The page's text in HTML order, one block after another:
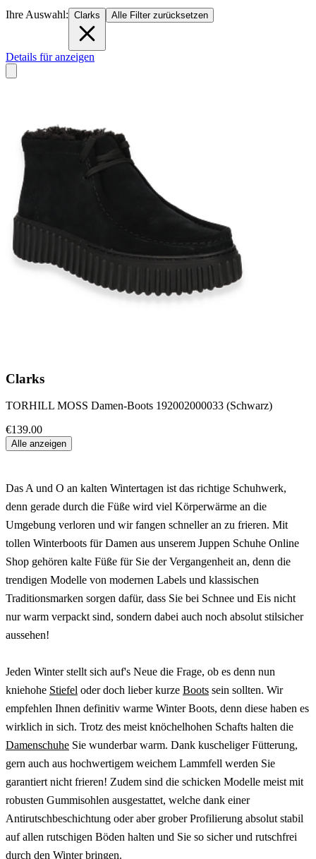
Ihre Auswahl: Clarks Alle Filter zurücksetzen
Details für anzeigen
Clarks
TORHILL MOSS Damen-Boots 192002000033 (Schwarz)
€139.00
Alle anzeigen
Das A und O an kalten Wintertagen ist das richtige Schuhwerk,
denn gerade durch die Füße wird viel Körperwärme an die
Umgebung verloren und wir fangen schneller an zu frieren. Mit
tollen Winterboots für Damen aus unserem Juppen Schuhe Online
Shop gehören kalte Füße für Sie der Vergangenheit an, denn die
trendigen Modelle von modernen Labels und klassischen
Traditionsmarken sorgen dafür, dass Sie bei Schnee und Eis nicht
nur warm verpackt sind, sondern dabei auch noch absolut stilsicher
aussehen!
Jeden Winter stellt sich auf's Neue die Frage, ob es denn nun
kniehohe Stiefel oder doch lieber kurze Boots sein sollten. Wir
empfehlen Ihnen definitiv warme Winter Boots, denn diese haben es
wirklich in sich. Trotz des meist knöchelhohen Schafts halten die
Damenschuhe Sie wunderbar warm. Dank kuscheliger Fütterung,
gern auch aus hochwertigem weichem Lammfell werden Sie
garantiert nicht frieren! Zudem sind die schicken Modelle meist mit
robusten Gummisohlen ausgestattet, welche dank einer
Antirutschbeschichtung oder aber grober Profilierung absolut stabil
auf allen rutschigen Böden halten und Sie so sicher und rutschfrei
durch den Winter bringen.